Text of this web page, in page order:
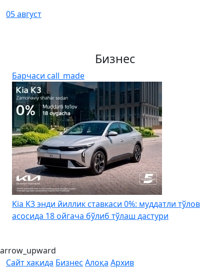
05 август
Бизнес
Барчаси call_made
Kia K3 энди йиллик ставкаси 0%: муддатли тўлов
асосида 18 ойгача бўлиб тўлаш дастури
arrow_upward
Сайт хақида Бизнес Алоқа Архив